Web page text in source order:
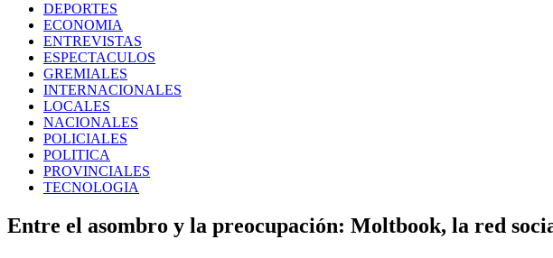
DEPORTES
ECONOMIA
ENTREVISTAS
ESPECTACULOS
GREMIALES
INTERNACIONALES
LOCALES
NACIONALES
POLICIALES
POLITICA
PROVINCIALES
TECNOLOGIA
Entre el asombro y la preocupación: Moltbook, la red